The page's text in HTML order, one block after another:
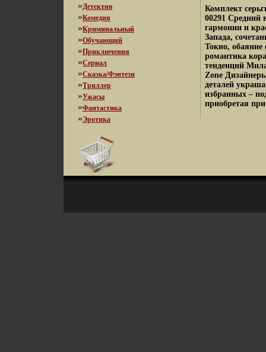
»Детектив
»Комедия
»Криминальный
»Обучающий
»Приключения
»Сериал
»Сказка/Фэнтези
»Триллер
»Ужасы
»Фантастика
»Эротика
Комплект
00291 Средний
гармонии и
Запада,
Токио, обаяние
романтика
тенденций
Zone
деталей
избранных –
приобретая